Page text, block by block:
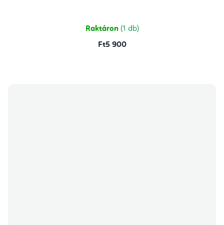
Raktáron (1 db)
Ft5 900